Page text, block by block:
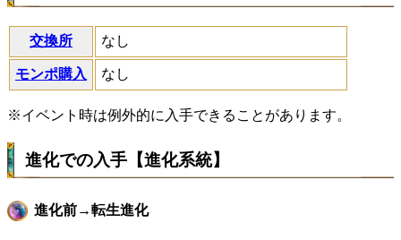
交換所 なし
モンポ購入 なし
※イベント時は例外的に入手できることがあります。
進化での入手【進化系統】
進化前→転生進化